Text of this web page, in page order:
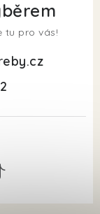
tu pro vás!